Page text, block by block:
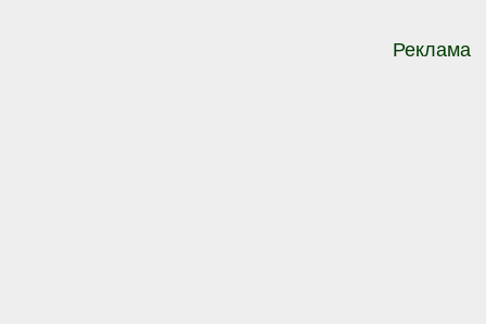
Реклама